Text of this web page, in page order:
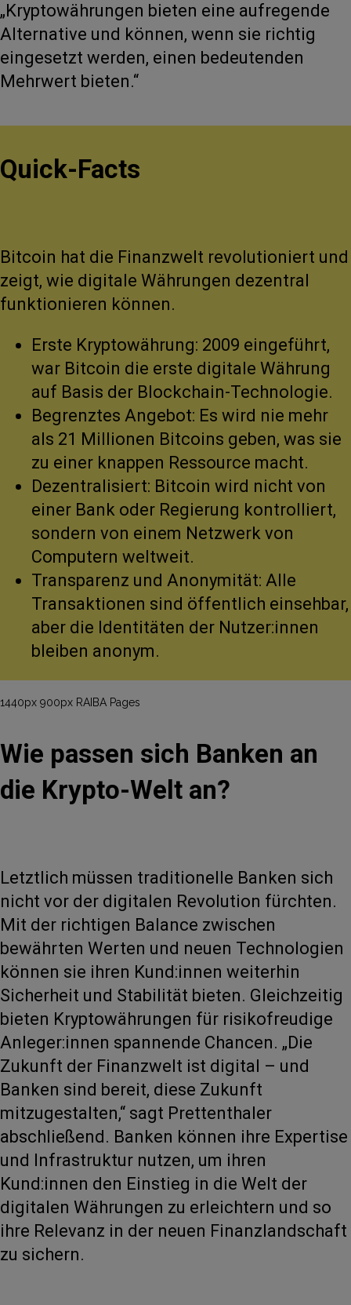
„Kryptowährungen bieten eine aufregende
Alternative und können, wenn sie richtig
eingesetzt werden, einen bedeutenden
Mehrwert bieten.“
Quick-Facts
Bitcoin hat die Finanzwelt revolutioniert und
zeigt, wie digitale Währungen dezentral
funktionieren können.
Erste Kryptowährung: 2009 eingeführt,
war Bitcoin die erste digitale Währung
auf Basis der Blockchain-Technologie.
Begrenztes Angebot: Es wird nie mehr
als 21 Millionen Bitcoins geben, was sie
zu einer knappen Ressource macht.
Dezentralisiert: Bitcoin wird nicht von
einer Bank oder Regierung kontrolliert,
sondern von einem Netzwerk von
Computern weltweit.
Transparenz und Anonymität: Alle
Transaktionen sind öffentlich einsehbar,
aber die Identitäten der Nutzer:innen
bleiben anonym.
1440px 900px RAIBA Pages
Wie passen sich Banken an
die Krypto-Welt an?
Letztlich müssen traditionelle Banken sich
nicht vor der digitalen Revolution fürchten.
Mit der richtigen Balance zwischen
bewährten Werten und neuen Technologien
können sie ihren Kund:innen weiterhin
Sicherheit und Stabilität bieten. Gleichzeitig
bieten Kryptowährungen für risikofreudige
Anleger:innen spannende Chancen. „Die
Zukunft der Finanzwelt ist digital – und
Banken sind bereit, diese Zukunft
mitzugestalten,“ sagt Prettenthaler
abschließend. Banken können ihre Expertise
und Infrastruktur nutzen, um ihren
Kund:innen den Einstieg in die Welt der
digitalen Währungen zu erleichtern und so
ihre Relevanz in der neuen Finanzlandschaft
zu sichern.